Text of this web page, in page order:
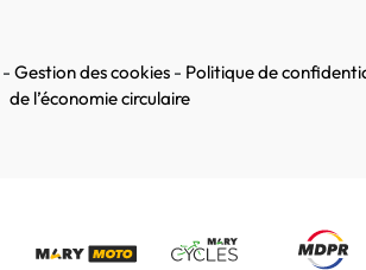
- Gestion des cookies - Politique de
de l’économie circulaire